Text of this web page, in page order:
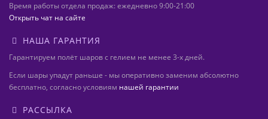
Время работы отдела продаж: ежедневно 9:00-21:00
Открыть чат на сайте
НАША ГАРАНТИЯ
Гарантируем полёт шаров с гелием не менее 3-х дней.
Если шары упадут раньше - мы оперативно заменим абсолютно
бесплатно, согласно условиям нашей гарантии
РАССЫЛКА